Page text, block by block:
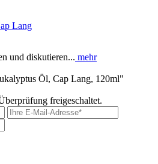
Lang
und diskutieren... mehr
Öl, Cap Lang, 120ml"
freigeschaltet.